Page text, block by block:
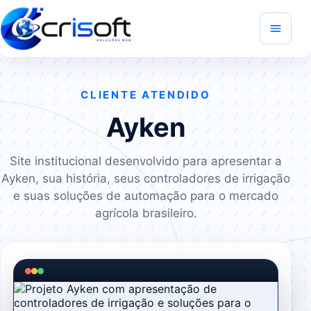
CLIENTE ATENDIDO
Ayken
Site institucional desenvolvido para apresentar a
Ayken, sua história, seus controladores de irrigação
e suas soluções de automação para o mercado
agrícola brasileiro.